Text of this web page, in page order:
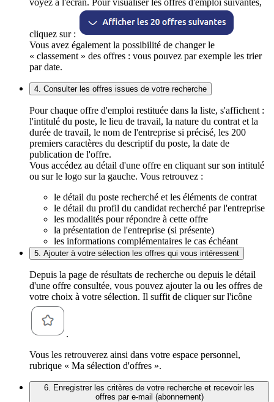
voyez à l'écran. Pour visualiser les offres d'emploi suivantes,
cliquez sur :
Vous avez également la possibilité de changer le
« classement » des offres : vous pouvez par exemple les trier
par date.
4. Consulter les offres issues de votre recherche
Pour chaque offre d'emploi restituée dans la liste, s'affichent :
l'intitulé du poste, le lieu de travail, la nature du contrat et la
durée de travail, le nom de l'entreprise si précisé, les 200
premiers caractères du descriptif du poste, la date de
publication de l'offre.
Vous accédez au détail d'une offre en cliquant sur son intitulé
ou sur le logo sur la gauche. Vous retrouvez :
le détail du poste recherché et les éléments de contrat
le détail du profil du candidat recherché par l'entreprise
les modalités pour répondre à cette offre
la présentation de l'entreprise (si présente)
les informations complémentaires le cas échéant
5. Ajouter à votre sélection les offres qui vous intéressent
Depuis la page de résultats de recherche ou depuis le détail
d'une offre consultée, vous pouvez ajouter la ou les offres de
votre choix à votre sélection. Il suffit de cliquer sur l'icône
.
Vous les retrouverez ainsi dans votre espace personnel,
rubrique « Ma sélection d'offres ».
6. Enregistrer les critères de votre recherche et recevoir les
offres par e-mail (abonnement)